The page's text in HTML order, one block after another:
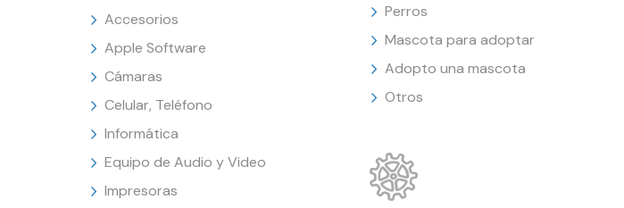
Accesorios
Apple Software
Cámaras
Celular, Teléfono
Informática
Equipo de Audio y Video
Impresoras
Perros
Mascota para adoptar
Adopto una mascota
Otros